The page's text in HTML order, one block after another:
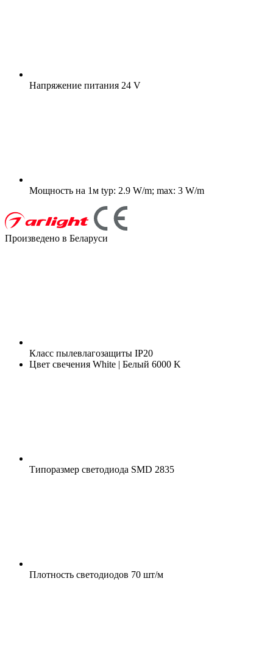
Напряжение питания 24 V
Мощность на 1м typ: 2.9 W/m; max: 3 W/m
Произведено в Беларуси
Класс пылевлагозащиты IP20
Цвет свечения White | Белый 6000 K
Типоразмер светодиода SMD 2835
Плотность светодиодов 70 шт/м